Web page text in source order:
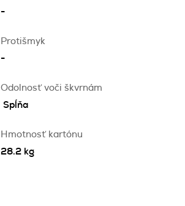
-
Protišmyk
-
Odolnosť voči škvrnám
Spĺňa
Hmotnosť kartónu
28.2 kg